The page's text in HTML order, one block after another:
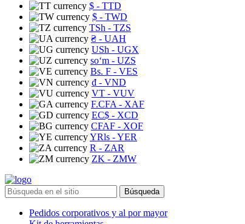
$ - TTD
$ - TWD
TSh - TZS
₴ - UAH
USh - UGX
soʻm - UZS
Bs. F - VES
₫ - VND
VT - VUV
F.CFA - XAF
EC$ - XCD
CFAF - XOF
YRls - YER
R - ZAR
ZK - ZMW
Búsqueda
Pedidos corporativos y al por mayor